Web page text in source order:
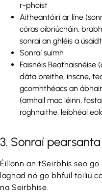
r-phoist
Aitheantóirí ar líne
córas oibriúcháin,
sonraí an ghléis a
Sonraí suímh
Faisnéis Beathaisnéise
dáta breithe, inscne,
gcomhthéacs an
(amhail mac léinn,
roghnaithe, leibhéal
3. Sonraí
Éilíonn an tSeirbhís seo go
laghad nó go bhfuil toiliú
na Seirbhíse.